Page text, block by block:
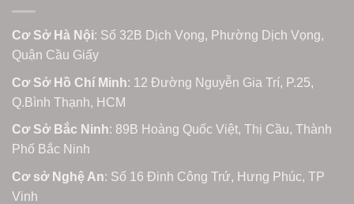
Cơ Sở Hà Nội: Số 32B Dịch Vọng, Phường Dịch Vọng,
Quận Cầu Giấy
Cơ Sở Hồ Chí Minh: 12 Đường Nguyễn Gia Trí, P.25,
Q.Bình Thạnh, HCM
Cơ Sở Bắc Ninh: 89B Hoàng Quốc Việt, Thị Cầu, Thành
Phố Bắc Ninh
Cơ sở Nghệ An: Số 16 Đinh Công Trứ, Hưng Phúc, TP
Vinh